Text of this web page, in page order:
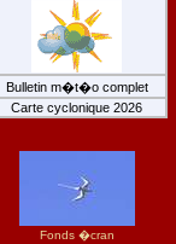
Bulletin m�t�o complet
Carte cyclonique 2026
Fonds �cran